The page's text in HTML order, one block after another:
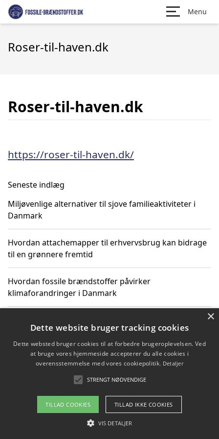
Menu
Roser-til-haven.dk
Roser-til-haven.dk
https://roser-til-haven.dk/
Seneste indlæg
Miljøvenlige alternativer til sjove familieaktiviteter i
Danmark
Hvordan attachemapper til erhvervsbrug kan bidrage
til en grønnere fremtid
Hvordan fossile brændstoffer påvirker
klimaforandringer i Danmark
klimaændringer
Hvordan citater om fossile brændstoffer kan ændre
Copyright 2026 - Pilanto Aps
Om / kontakt
×
Dette website bruger tracking cookies
Dette websted bruger cookies til at forbedre brugeroplevelsen. Ved
at bruge vores hjemmeside accepterer du alle cookies i
overensstemmelse med vores cookiepolitik. Detaljer
STRENGT NØDVENDIGE
TILLAD COOKIES TILLAD IKKE COOKIES
VIS DETALJER